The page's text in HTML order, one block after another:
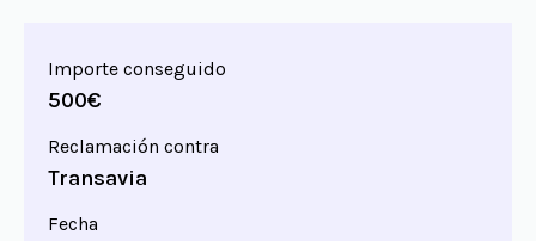
Importe conseguido
500€
Reclamación contra
Transavia
Fecha